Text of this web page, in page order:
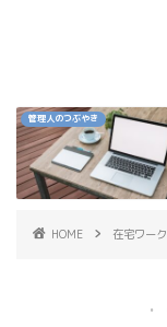
管理人のつぶやき
HOME 在宅ワーク